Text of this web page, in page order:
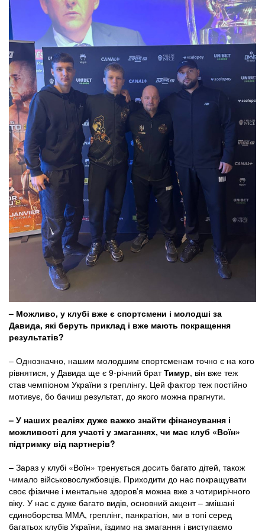
– Можливо, у клубі вже є спортсмени і молодші за
Давида, які беруть приклад і вже мають покращення
результатів?
– Однозначно, нашим молодшим спортсменам точно є на кого
рівнятися, у Давида ще є 9-річний братТимур, він вже теж
став чемпіоном України з греплінгу. Цей фактор теж постійно
мотивує, бо бачиш результат, до якого можна прагнути.
– У наших реаліях дуже важко знайти фінансування і
можливості для участі у змаганнях, чи має клуб «Воїн»
підтримку від партнерів?
– Зараз у клубі «Воїн» тренується досить багато дітей, також
чимало військовослужбовців. Приходити до нас покращувати
своє фізичне і ментальне здоровʼя можна вже з чотирирічного
віку. У нас є дуже багато видів, основний акцент – змішані
єдиноборства ММА, греплінг, панкратіон, ми в топі серед
багатьох клубів України, їздимо на змагання і виступаємо